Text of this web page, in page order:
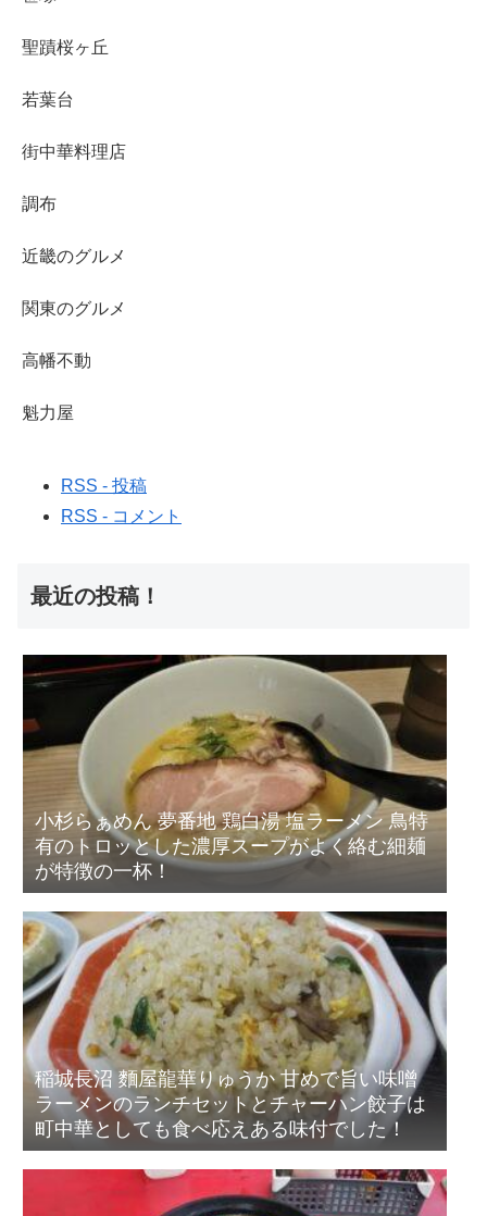
聖蹟桜ヶ丘
若葉台
街中華料理店
調布
近畿のグルメ
関東のグルメ
高幡不動
魁力屋
RSS - 投稿
RSS - コメント
最近の投稿！
小杉らぁめん 夢番地 鶏白湯 塩ラーメン 鳥特
有のトロッとした濃厚スープがよく絡む細麺
が特徴の一杯！
稲城長沼 麵屋龍華りゅうか 甘めで旨い味噌
ラーメンのランチセットとチャーハン餃子は
町中華としても食べ応えある味付でした！